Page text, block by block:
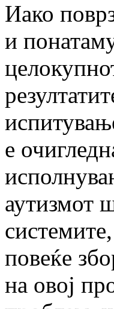
Иако
и
е
аутизмот
повеќе
на овој